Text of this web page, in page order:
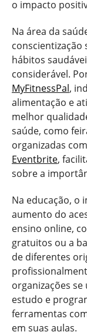
o impacto
Na área da
conscientização
hábitos
considerável.
MyFitnessPal,
alimentação e
melhor
saúde, como
organizadas
Eventbrite,
sobre a
Na educação, o
aumento do
ensino online,
gratuitos ou a
de diferentes
organizações
estudo e
ferramentas
em suas aulas.